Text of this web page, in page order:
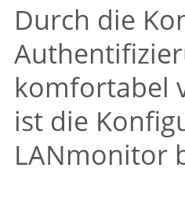
Durch die
komfortabel
ist die
LANmonitor